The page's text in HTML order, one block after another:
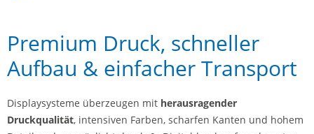
Premium Druck, schneller
Aufbau & einfacher Transport
Displaysysteme überzeugen mit herausragender
Druckqualität, intensiven Farben, scharfen Kanten und hohem